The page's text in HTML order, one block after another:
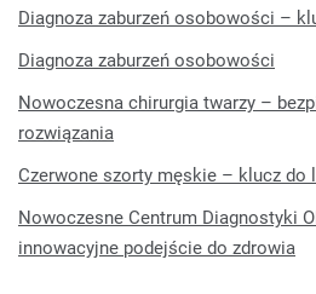
Diagnoza zaburzeń osobowości –
Diagnoza zaburzeń osobowości
Nowoczesna chirurgia twarzy –
rozwiązania
Czerwone szorty męskie – klucz do
Nowoczesne Centrum Diagnostyki
innowacyjne podejście do zdrowia